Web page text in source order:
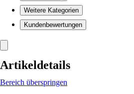
Weitere Kategorien
Kundenbewertungen
Artikeldetails
Bereich überspringen